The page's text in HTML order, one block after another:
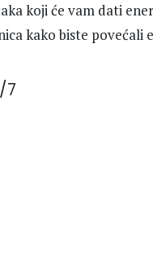
koji će vam dati
kako biste povećali
7